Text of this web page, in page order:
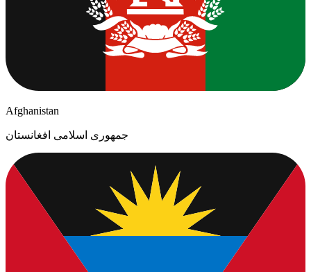
Afghanistan
جمهوری اسلامی افغانستان